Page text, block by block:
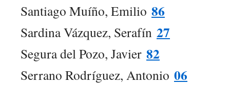
Santiago Muíño, Emilio 86
Sardina Vázquez, Serafín 27
Segura del Pozo, Javier 82
Serrano Rodríguez, Antonio 06